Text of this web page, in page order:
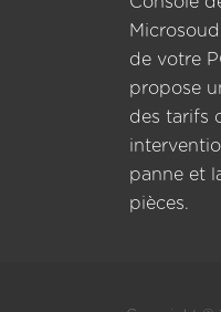
de votre
propose
des tarifs
panne et
pièces.